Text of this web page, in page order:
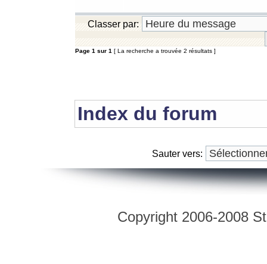
Classer par:
Page 1 sur 1 [ La recherche a trouvée 2 résultats ]
Index du forum
Sauter vers:
Copyright 2006-2008